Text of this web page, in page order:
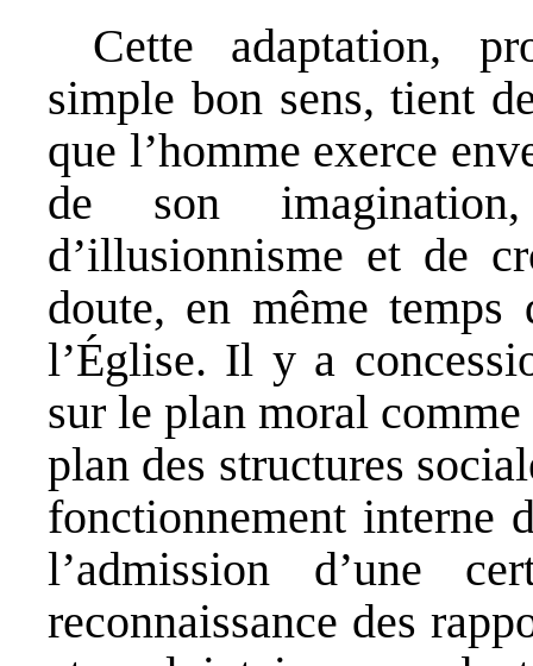
Cette adaptation,
simple bon sens, tient
que l’homme exerce
de son
d’illusionnisme et de
doute, en même temps
l’Église. Il y a
sur le plan moral
plan des structures
fonctionnement interne
l’admission d’une
reconnaissance des